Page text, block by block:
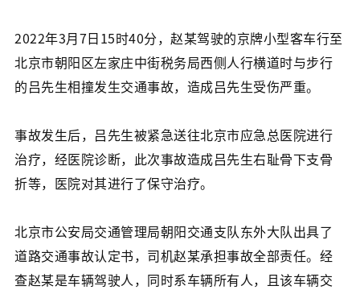
2022年3月7日15时40分，赵某驾驶的京牌小型客车行至
北京市朝阳区左家庄中街税务局西侧人行横道时与步行
的吕先生相撞发生交通事故，造成吕先生受伤严重。
事故发生后，吕先生被紧急送往北京市应急总医院进行
治疗，经医院诊断，此次事故造成吕先生右耻骨下支骨
折等，医院对其进行了保守治疗。
北京市公安局交通管理局朝阳交通支队东外大队出具了
道路交通事故认定书，司机赵某承担事故全部责任。经
查赵某是车辆驾驶人，同时系车辆所有人，且该车辆交